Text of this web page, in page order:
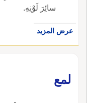
سائِرَ لَوْنِهِ.
عرض المزيد
لمع